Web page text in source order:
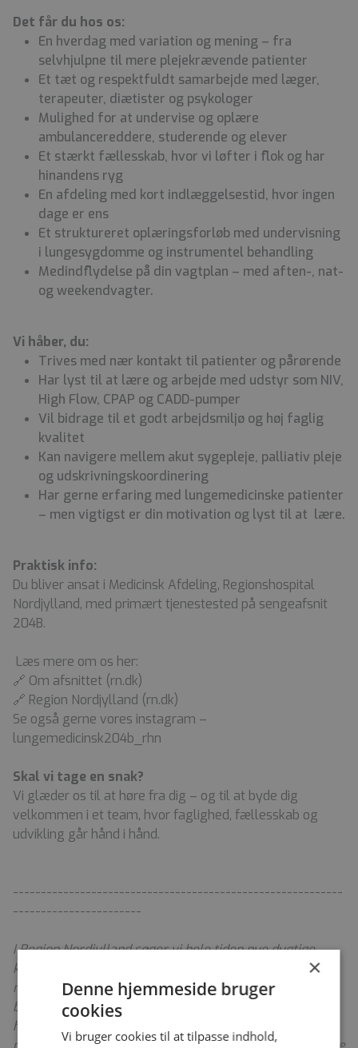
Det får du hos os:
En hverdag med variation og mening – fra
selvhjulpne til mere plejekrævende patienter
Et tæt og respektfuldt samarbejde med læger,
terapeuter, diætister og psykologer
Mulighed for at undervise og oplære
ambulancereddere, studerende og elever
Et stærkt fællesskab, hvor vi løfter i flok og har
hinandens ryg
En afdeling med kort indlæggelsestid, hvor ingen
dage er ens
Et struktureret oplæringsforløb med undervisning
i lungesygdomme og instrumentel behandling
Medindflydelse på din vagtplan – med aften-, nat-
og weekendvagter.
Vi håber, du:
Trives med nær kontakt til patienter og pårørende
Har lyst til at lære og arbejde med udstyr som NIV,
High Flow, CPAP og CADD-pumper
Vil bidrage til et godt arbejdsmiljø og høj faglig
kvalitet
Kan navigere mellem akut sygepleje, palliativ pleje
og udskrivningskoordinering
Har gerne erfaring med lungemedicinske patienter
– men vigtigst er din motivation og lyst til at lære.
Praktisk info:
Du bliver ansat i Medicinsk Afdeling, Regionshospital
Nordjylland, med primært tjenestested på sengeafsnit
204B.
Læs mere om os her:
🔗 Om afsnittet (rn.dk)
🔗 Region Nordjylland (rn.dk)
Se også gerne vores instagram –
lungemedicinsk204b_rhn
Skal vi tage en snak?
Vi glæder os til at høre fra dig – og til at byde dig
velkommen i et team, hvor faglighed, fællesskab og
udvikling går hånd i hånd.
-----------------------------------------------------------
-----------------------
I Region Nordjylland søger vi hele tiden nye dygtige
kolleger, der sammen med os vil arbejde for, at de
nordjyske patienter og borgere er i gode hænder. Du
bliver en del af et fællesskab med 15.000 kolleger på
hospitalerne, det nære sundhedsvæsen, det
×
Denne hjemmeside bruger
cookies
Vi bruger cookies til at tilpasse indhold,